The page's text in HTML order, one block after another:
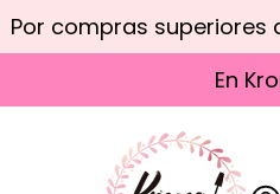
Por compras superiores
En